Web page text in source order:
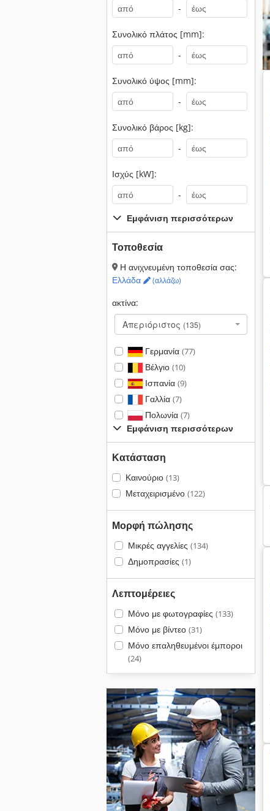
-
Συνολικό πλάτος [mm]:
-
Συνολικό ύψος [mm]:
-
Συνολικό βάρος [kg]:
-
Ισχύς [kW]:
-
Εμφάνιση περισσότερων
Τοποθεσία
Η ανιχνευμένη τοποθεσία σας:
Ελλάδα
(αλλάζω)
ακτίνα:
Απεριόριστος (135)
Γερμανία (77)
Βέλγιο (10)
Ισπανία (9)
Γαλλία (7)
Πολωνία (7)
Εμφάνιση περισσότερων
Κατάσταση
Καινούριο (13)
Μεταχειρισμένο (122)
Μορφή πώλησης
Μικρές αγγελίες (134)
Δημοπρασίες (1)
Λεπτομέρειες
Μόνο με φωτογραφίες (133)
Μόνο με βίντεο (31)
Μόνο επαληθευμένοι έμποροι
(24)
New Holland 544 New Holland 490